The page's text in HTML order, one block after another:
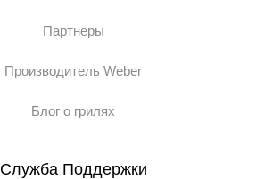
Партнеры
Производитель Weber
Блог о грилях
Служба Поддержки